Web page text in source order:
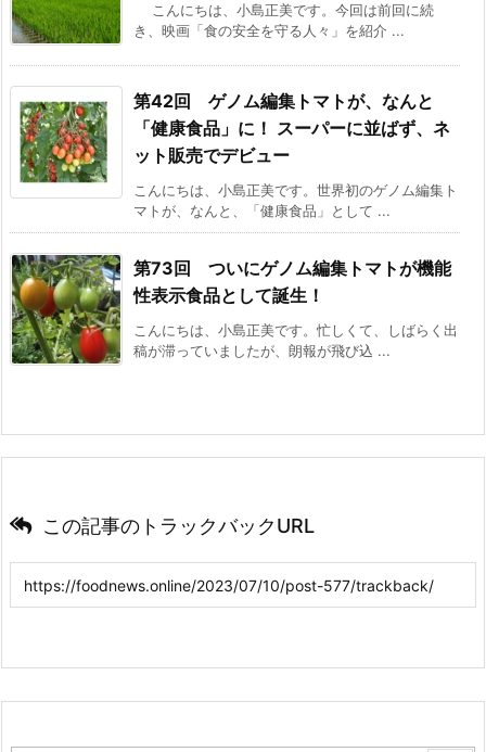
こんにちは、小島正美です。今回は前回に続
き、映画「食の安全を守る人々」を紹介 ...
第42回 ゲノム編集トマトが、なんと
「健康食品」に！ スーパーに並ばず、ネ
ット販売でデビュー
こんにちは、小島正美です。世界初のゲノム編集ト
マトが、なんと、「健康食品」として ...
第73回 ついにゲノム編集トマトが機能
性表示食品として誕生！
こんにちは、小島正美です。忙しくて、しばらく出
稿が滞っていましたが、朗報が飛び込 ...
この記事のトラックバックURL